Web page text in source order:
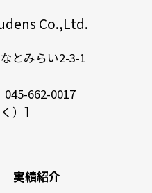
Co.,Ltd.
とみらい2-3-1
045-662-0017
）］
実績紹介